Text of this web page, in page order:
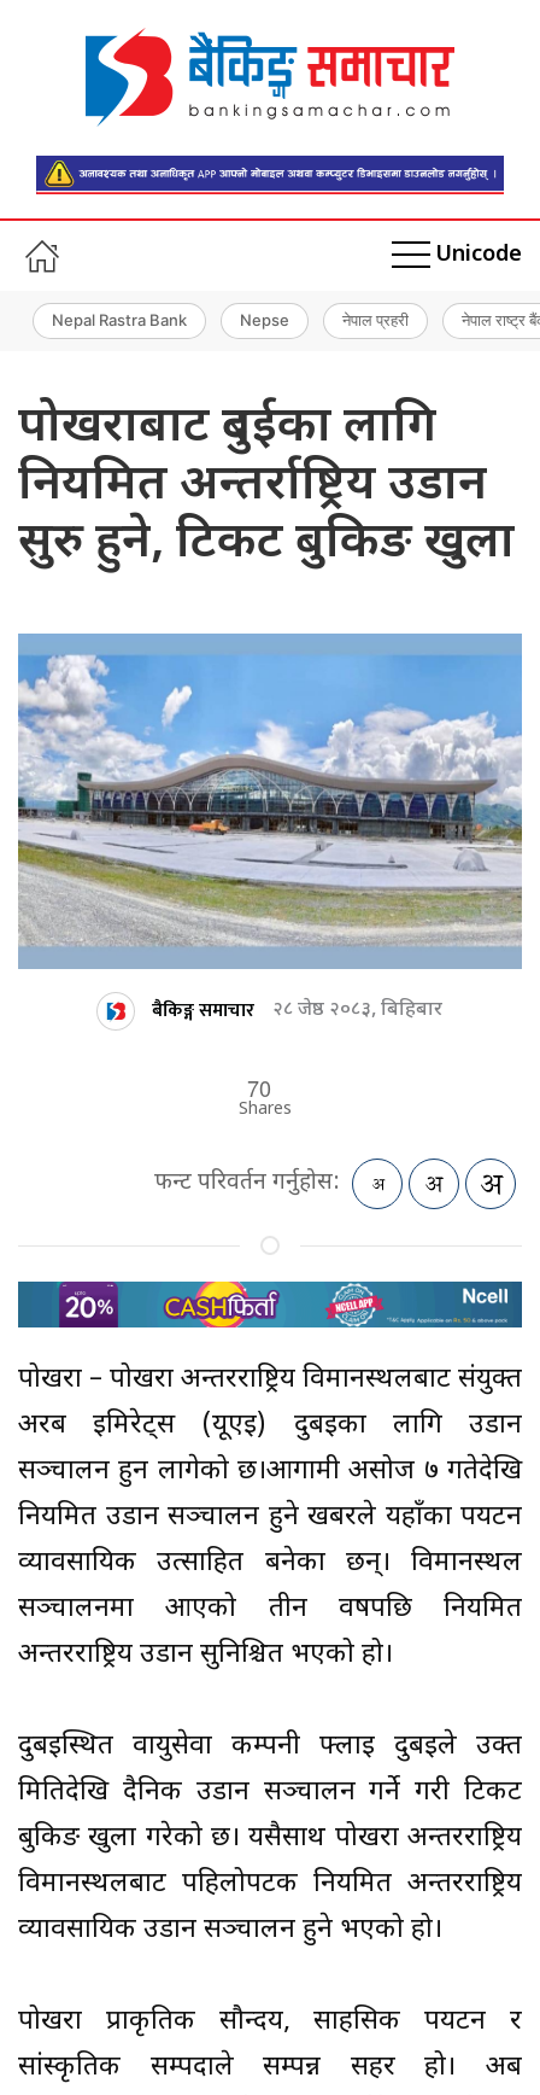
Unicode
Nepal Rastra Bank Nepse नेपाल प्रहरी नेपाल राष्ट्र
पोखराबाट दुबईका लागि
नियमित अन्तर्राष्ट्रिय उडान
सुरु हुने, टिकट बुकिङ खुला
बैकिङ्ग समाचार २८ जेष्ठ २०८३, बिहिबार
70
Shares
फन्ट परिवर्तन गर्नुहोस:
पोखरा – पोखरा अन्तरराष्ट्रिय विमानस्थलबाट संयुक्त
अरब इमिरेट्स (यूएई) दुबईका लागि उडान
सञ्चालन हुन लागेको छ।आगामी असोज ७ गतेदेखि
नियमित उडान सञ्चालन हुने खबरले यहाँका पर्यटन
व्यावसायिक उत्साहित बनेका छन्। विमानस्थल
सञ्चालनमा आएको तीन वर्षपछि नियमित
अन्तरराष्ट्रिय उडान सुनिश्चित भएको हो।
दुबईस्थित वायुसेवा कम्पनी फ्लाई दुबईले उक्त
मितिदेखि दैनिक उडान सञ्चालन गर्ने गरी टिकट
बुकिङ खुला गरेको छ। यसैसाथ पोखरा अन्तरराष्ट्रिय
विमानस्थलबाट पहिलोपटक नियमित अन्तरराष्ट्रिय
व्यावसायिक उडान सञ्चालन हुने भएको हो।
पोखरा प्राकृतिक सौन्दर्य, साहसिक पर्यटन र
सांस्कृतिक सम्पदाले सम्पन्न सहर हो। अब